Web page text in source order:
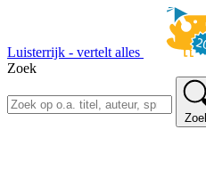
Luisterrijk - vertelt alles
Zoek